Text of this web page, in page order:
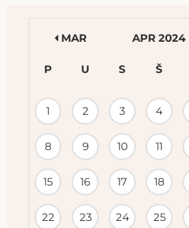
KALENDÁR
PODUJATÍ
MAR APR 2024
P U S Š
1 2 3 4
8 9 10 11
15 16 17 18
22 23 24 25